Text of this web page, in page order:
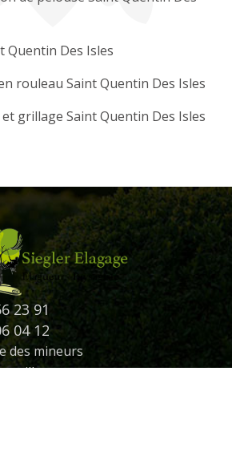
Quentin Des Isles
rouleau Saint Quentin Des Isles
grillage Saint Quentin Des Isles
23 91
04 12
des mineurs